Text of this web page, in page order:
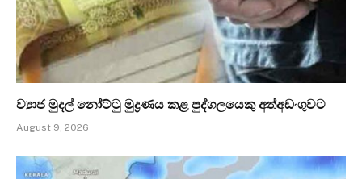
ව්‍යාජ මුදල් නෝට්ටු මුද්‍රණය කළ පුද්ගලයෙකු අත්අඩංගුවට
August 9, 2026